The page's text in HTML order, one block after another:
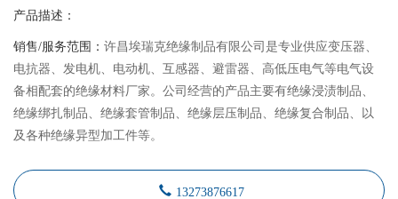
产品描述：
销售/服务范围： 许昌埃瑞克绝缘制品有限公司是专业供应变压器、
电抗器、发电机、电动机、互感器、避雷器、高低压电气等电气设
备相配套的绝缘材料厂家。公司经营的产品主要有绝缘浸渍制品、
绝缘绑扎制品、绝缘套管制品、绝缘层压制品、绝缘复合制品、以
及各种绝缘异型加工件等。
13273876617